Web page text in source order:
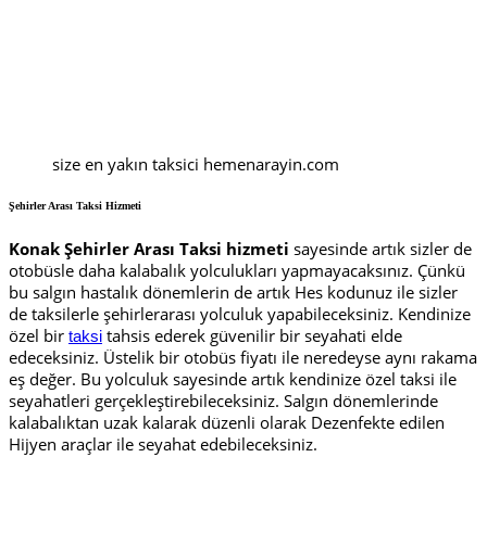
size en yakın taksici hemenarayin.com
Şehirler Arası Taksi Hizmeti
Konak Şehirler Arası Taksi hizmeti sayesinde artık sizler de
otobüsle daha kalabalık yolculukları yapmayacaksınız. Çünkü
bu salgın hastalık dönemlerin de artık Hes kodunuz ile sizler
de taksilerle şehirlerarası yolculuk yapabileceksiniz. Kendinize
özel bir taksi tahsis ederek güvenilir bir seyahati elde
edeceksiniz. Üstelik bir otobüs fiyatı ile neredeyse aynı rakama
eş değer. Bu yolculuk sayesinde artık kendinize özel taksi ile
seyahatleri gerçekleştirebileceksiniz. Salgın dönemlerinde
kalabalıktan uzak kalarak düzenli olarak Dezenfekte edilen
Hijyen araçlar ile seyahat edebileceksiniz.